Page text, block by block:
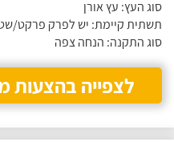
סוג העץ: עץ אורן
תשתית קיימת: יש לפרק פרקט/
סוג התקנה: הנחה צפה
לצפייה בהצעות